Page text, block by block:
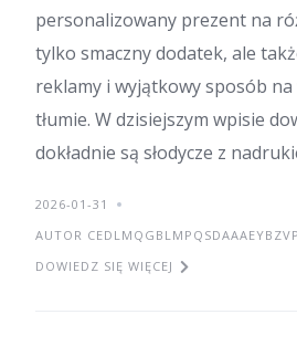
personalizowany prezent na
tylko smaczny dodatek, ale
reklamy i wyjątkowy sposób
tłumie. W dzisiejszym wpisie
dokładnie są słodycze z
2026-01-31
AUTOR
DOWIEDZ SIĘ WIĘCEJ